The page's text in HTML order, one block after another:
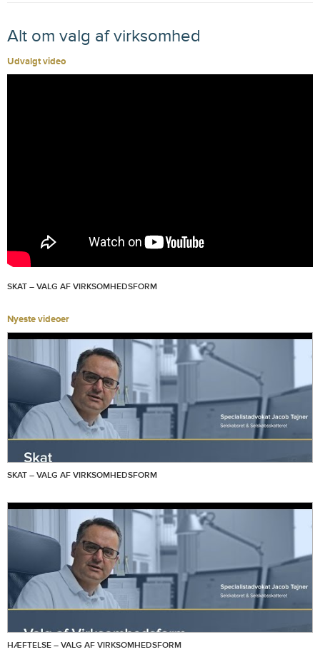
Alt om valg af virksomhed
Udvalgt video
SKAT – VALG AF VIRKSOMHEDSFORM
Nyeste videoer
SKAT – VALG AF VIRKSOMHEDSFORM
HÆFTELSE – VALG AF VIRKSOMHEDSFORM